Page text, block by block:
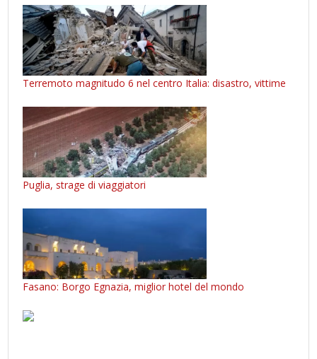
Terremoto magnitudo 6 nel centro Italia: disastro, vittime
Puglia, strage di viaggiatori
Fasano: Borgo Egnazia, miglior hotel del mondo